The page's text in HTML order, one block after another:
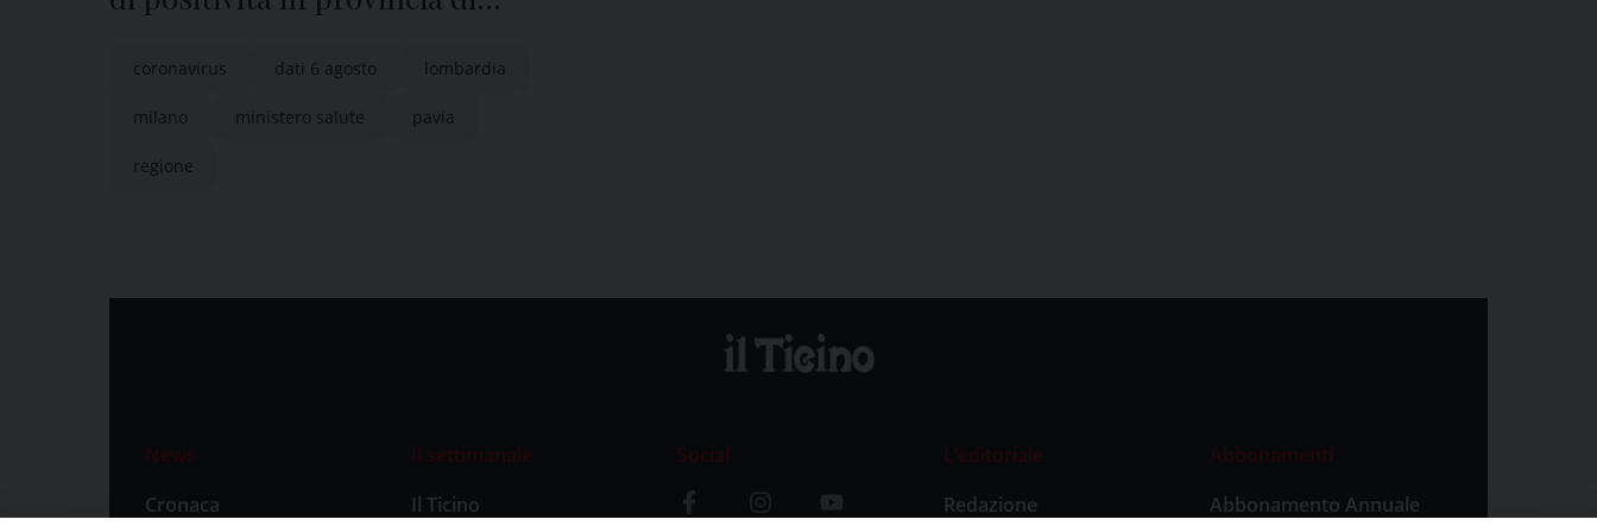
coronavirus dati 6 agosto lombardia
milano ministero salute pavia
regione
News
Cronaca
Il settimanale
Il Ticino
Social
L’editoriale
Redazione
Abbonamenti
Abbonamento Annuale